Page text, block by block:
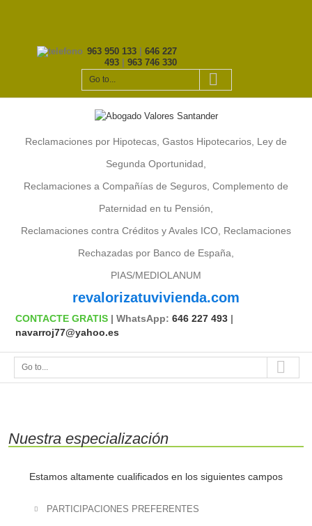
963 950 133
646 227
493
963 746 330
Go to...
Reclamaciones por Hipotecas, Gastos Hipotecarios, Ley de
Segunda Oportunidad,
Reclamaciones a Compañías de Seguros, Complemento de
Paternidad en tu Pensión,
Reclamaciones contra Créditos y Avales ICO, Reclamaciones
Rechazadas por Banco de España,
PIAS/MEDIOLANUM
revalorizatuvivienda.com
CONTACTE GRATIS | WhatsApp: 646 227 493 |
navarroj77@yahoo.es
Go to...
Nuestra especialización
Estamos altamente cualificados en los siguientes campos
PARTICIPACIONES PREFERENTES